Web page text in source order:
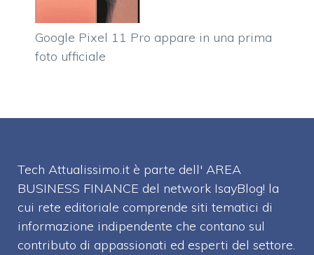
Google Pixel 11 Pro appare in una prima
foto ufficiale
Tech Attualissimo.it è parte dell' AREA
BUSINESS FINANCE del network IsayBlog! la
cui rete editoriale comprende siti tematici di
informazione indipendente che contano sul
contributo di appassionati ed esperti del settore.